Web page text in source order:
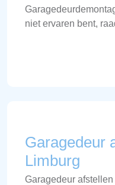
niet ervaren bent,
Garagedeur
Limburg
Garagedeur